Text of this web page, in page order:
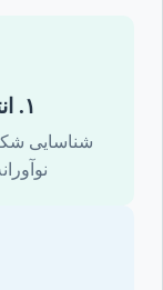
۱. انتخاب موضوع استراتژیک
شناسایی